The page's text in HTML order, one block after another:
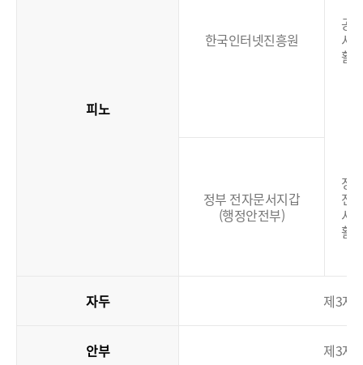
피노
한국인터넷진흥원
공
서
활
정부 전자문서지갑
(행정안전부)
정
전
서
활
자두 제3자
안부 제3자